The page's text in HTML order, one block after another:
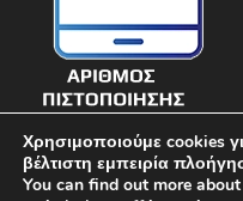
Χρησιμοποιούμε cookies
βέλτιστη εμπειρία
You can find out more